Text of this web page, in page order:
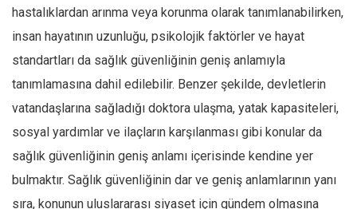
hastalıklardan arınma veya korunma olarak tanımlanabilirken,
insan hayatının uzunluğu, psikolojik faktörler ve hayat
standartları da sağlık güvenliğinin geniş anlamıyla
tanımlamasına dahil edilebilir. Benzer şekilde, devletlerin
vatandaşlarına sağladığı doktora ulaşma, yatak kapasiteleri,
sosyal yardımlar ve ilaçların karşılanması gibi konular da
sağlık güvenliğinin geniş anlamı içerisinde kendine yer
bulmaktır. Sağlık güvenliğinin dar ve geniş anlamlarının yanı
sıra, konunun uluslararası siyaset için gündem olmasına